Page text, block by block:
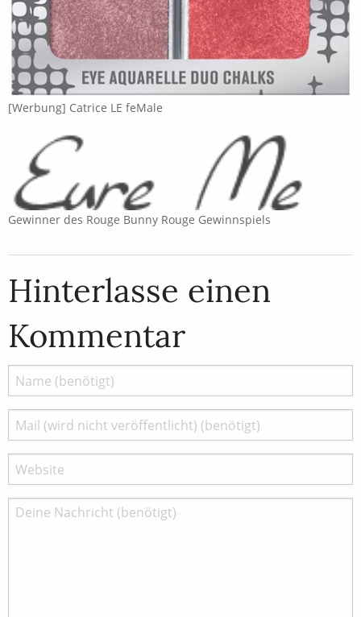
[Werbung] Catrice LE feMale
Gewinner des Rouge Bunny Rouge Gewinnspiels
Hinterlasse einen
Kommentar